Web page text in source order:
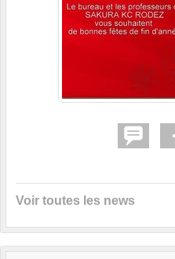
Voir toutes les news